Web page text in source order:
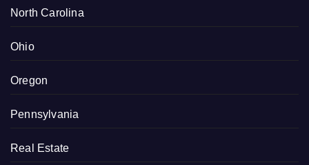
North Carolina
Ohio
Oregon
Pennsylvania
Real Estate